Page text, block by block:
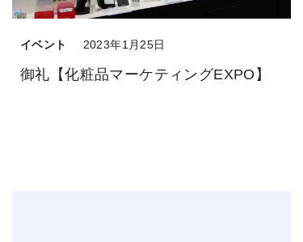
イベント 2023年1月25日
御礼【化粧品マーケティングEXPO】